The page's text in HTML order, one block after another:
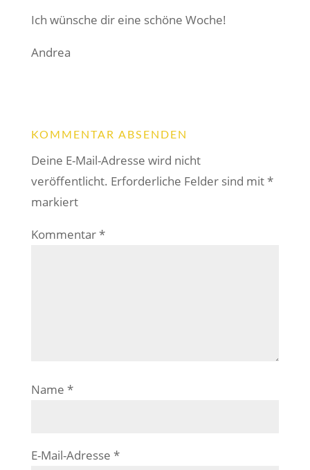
Ich wünsche dir eine schöne Woche!
Andrea
KOMMENTAR ABSENDEN
Deine E-Mail-Adresse wird nicht
veröffentlicht. Erforderliche Felder sind mit*
markiert
Kommentar*
Name *
E-Mail-Adresse *